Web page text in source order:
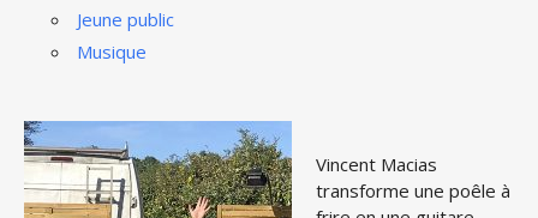
Jeune public
Musique
Vincent Macias
transforme une poêle à